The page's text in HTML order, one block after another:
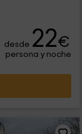
desde 22€
persona y noche